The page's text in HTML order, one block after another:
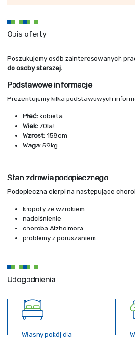
Opis oferty
Poszukujemy osób zainteresowanych
do osoby starszej.
Podstawowe informacje
Prezentujemy kilka podstawowych
Płeć:kobieta
Wiek:70lat
Wzrost:158cm
Waga:59kg
Stan zdrowia podopiecznego
Podopieczna cierpi na następujące
kłopoty ze wzrokiem
nadciśnienie
choroba Alzheimera
problemy z poruszaniem
Udogodnienia
Własny pokój dla